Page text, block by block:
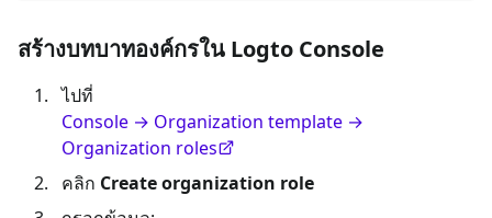
สร้างบทบาทองค์กรใน Logto Console
ไปที่
Console → Organization template →
Organization roles
คลิก Create organization role